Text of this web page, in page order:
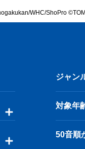
WHC/ShoPro
ジャン
対象年
50音順